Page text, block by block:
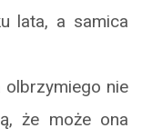
lata, a samica
olbrzymiego nie
że może ona